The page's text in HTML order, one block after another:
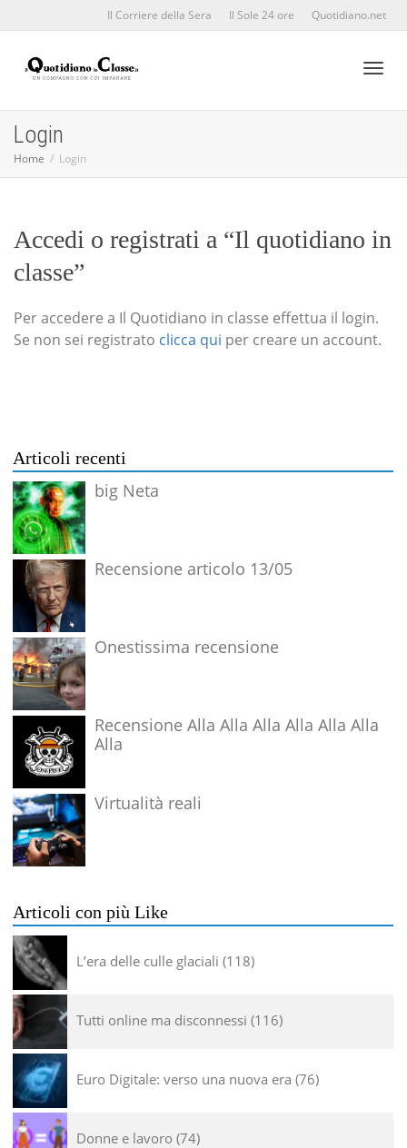
Il Corriere della Sera Il Sole 24 ore Quotidiano.net
Login
Home Login
Accedi o registrati a “Il quotidiano in
classe”
Per accedere a Il Quotidiano in classe effettua il login.
Se non sei registrato clicca qui per creare un account.
Articoli recenti
big Neta
Recensione articolo 13/05
Onestissima recensione
Recensione Alla Alla Alla Alla Alla Alla
Alla
Virtualità reali
Articoli con più Like
L’era delle culle glaciali 118
Tutti online ma disconnessi 116
Euro Digitale: verso una nuova era 76
Donne e lavoro 74